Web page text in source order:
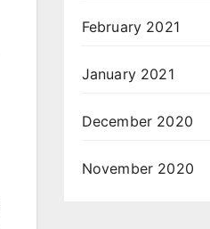
February 2021
January 2021
December 2020
November 2020